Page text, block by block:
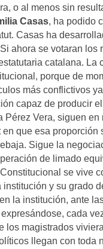
o al menos sin
Casas, ha podido
Casas ha
ahora se votaran
catalana.
porque de
más conflictivos
capaz de producir
Pérez Vera, siguen
que esa
Sigue la
de limado
se vive
y su grado
la institución, ante
cada
los magistrados
llegan con toda